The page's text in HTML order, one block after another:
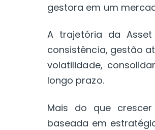
gestora em um
A trajetória da
consistência, gestão
volatilidade,
longo prazo.
Mais do que
baseada em